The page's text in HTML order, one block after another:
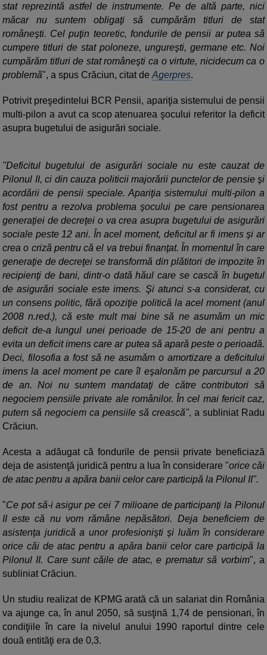
stat reprezintă astfel de instrumente. Pe de altă parte, nici
măcar nu suntem obligaţi să cumpărăm titluri de stat
româneşti. Cel puţin teoretic, fondurile de pensii ar putea să
cumpere titluri de stat poloneze, ungureşti, germane etc. Noi
cumpărăm titluri de stat româneşti ca o virtute, nicidecum ca o
problemă", a spus Crăciun, citat de Agerpres.
Potrivit preşedintelui BCR Pensii, apariţia sistemului de pensii
multi-pilon a avut ca scop atenuarea şocului referitor la deficit
asupra bugetului de asigurări sociale.
"Deficitul bugetului de asigurări sociale nu este cauzat de
Pilonul II, ci din cauza politicii majorării punctelor de pensie şi
acordării de pensii speciale. Apariţia sistemului multi-pilon a
fost pentru a rezolva problema şocului pe care pensionarea
generaţiei de decreţei o va crea asupra bugetului de asigurări
sociale peste 12 ani. În acel moment, deficitul ar fi imens şi ar
crea o criză pentru că el va trebui finanţat. În momentul în care
generaţie de decreţei se transformă din plătitori de impozite în
recipienţi de bani, dintr-o dată hăul care se cască în bugetul
de asigurări sociale este imens. Şi atunci s-a considerat, cu
un consens politic, fără opoziţie politică la acel moment (anul
2008 n.red.), că este mult mai bine să ne asumăm un mic
deficit de-a lungul unei perioade de 15-20 de ani pentru a
evita un deficit imens care ar putea să apară peste o perioadă.
Deci, filosofia a fost să ne asumăm o amortizare a deficitului
imens la acel moment pe care îl eşalonăm pe parcursul a 20
de an. Noi nu suntem mandataţi de către contributori să
negociem pensiile private ale românilor. În cel mai fericit caz,
putem să negociem ca pensiile să crească", a subliniat Radu
Crăciun.
Acesta a adăugat că fondurile de pensii private beneficiază
deja de asistenţă juridică pentru a lua în considerare "orice căi
de atac pentru a apăra banii celor care participă la Pilonul II".
"Ce pot să-i asigur pe cei 7 milioane de participanţi la Pilonul
II este că nu vom rămâne nepăsători. Deja beneficiem de
asistenţa juridică a unor profesionişti şi luăm în considerare
orice căi de atac pentru a apăra banii celor care participă la
Pilonul II. Care sunt căile de atac, e prematur să vorbim", a
subliniat Crăciun.
Un studiu realizat de KPMG arată că un salariat din România
va ajunge ca, în anul 2050, să susţină 1,74 de pensionari, în
condiţiile în care la nivelul anului 1990 raportul dintre cele
două entităţi era de 0,3.